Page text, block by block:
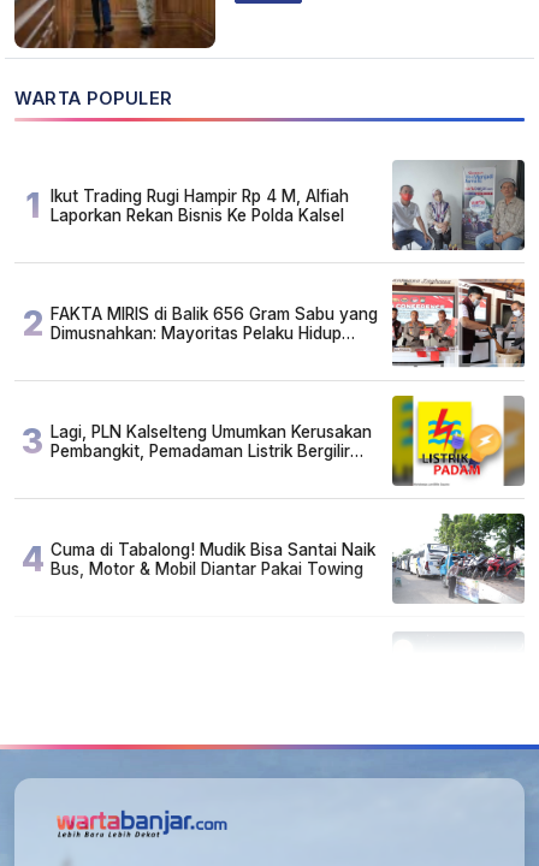
WARTA POPULER
1
Ikut Trading Rugi Hampir Rp 4 M, Alfiah
Laporkan Rekan Bisnis Ke Polda Kalsel
2 FAKTA MIRIS di Balik 656 Gram Sabu yang
Dimusnahkan: Mayoritas Pelaku Hidup
3 Lagi, PLN Kalselteng Umumkan Kerusakan
Pembangkit, Pemadaman Listrik Bergilir
4 Cuma di Tabalong! Mudik Bisa Santai Naik
Bus, Motor & Mobil Diantar Pakai Towing